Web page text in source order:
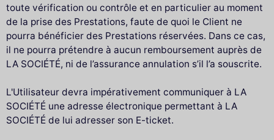
toute vérification ou contrôle et en particulier au moment
de la prise des Prestations, faute de quoi le Client ne
pourra bénéficier des Prestations réservées. Dans ce cas,
il ne pourra prétendre à aucun remboursement auprès de
LA SOCIÉTÉ, ni de l’assurance annulation s’il l’a souscrite.
L'Utilisateur devra impérativement communiquer à LA
SOCIÉTÉ une adresse électronique permettant à LA
SOCIÉTÉ de lui adresser son E-ticket.